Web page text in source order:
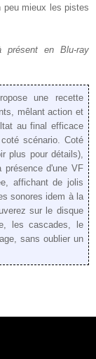
peu mieux les pistes
présent en Blu-ray
une recette
mêlant action et
au final efficace
scénario. Coté
plus pour détails),
d'une VF
affichant de jolis
sonores idem à la
sur le disque
les cascades, le
sans oublier un